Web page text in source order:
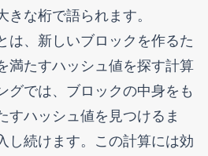
きな桁で語られます。
は、新しいブロックを作るた
満たすハッシュ値を探す計算
グでは、ブロックの中身をも
すハッシュ値を見つけるま
し続けます。この計算には効